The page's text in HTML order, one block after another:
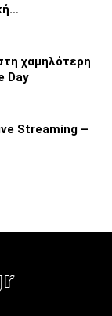
χαμηλότερη
Day
Streaming –